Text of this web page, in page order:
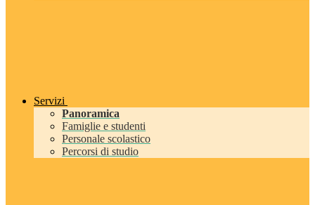
Servizi
Panoramica
Famiglie e studenti
Personale scolastico
Percorsi di studio